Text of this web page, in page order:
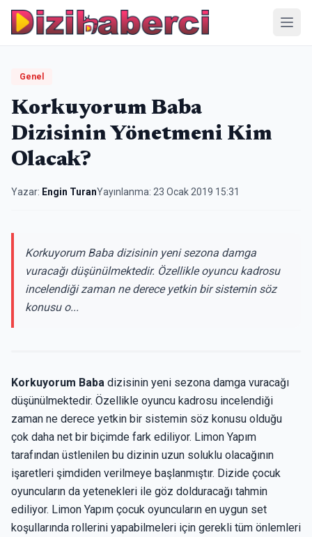
Genel
Korkuyorum Baba
Dizisinin Yönetmeni Kim
Olacak?
Yazar: Engin TuranYayınlanma: 23 Ocak 2019 15:31
Korkuyorum Baba dizisinin yeni sezona damga
vuracağı düşünülmektedir. Özellikle oyuncu kadrosu
incelendiği zaman ne derece yetkin bir sistemin söz
konusu o...
Korkuyorum Baba dizisinin yeni sezona damga vuracağı
düşünülmektedir. Özellikle oyuncu kadrosu incelendiği
zaman ne derece yetkin bir sistemin söz konusu olduğu
çok daha net bir biçimde fark ediliyor. Limon Yapım
tarafından üstlenilen bu dizinin uzun soluklu olacağının
işaretleri şimdiden verilmeye başlanmıştır. Dizide çocuk
oyuncuların da yetenekleri ile göz dolduracağı tahmin
ediliyor. Limon Yapım çocuk oyuncuların en uygun set
koşullarında rollerini yapabilmeleri için gerekli tüm önlemleri